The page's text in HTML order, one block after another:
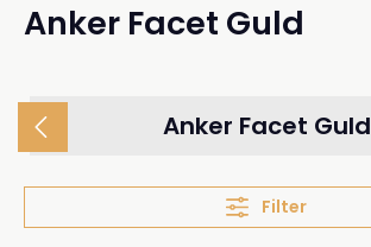
Anker Facet Guld
Anker Facet Guld
Filter